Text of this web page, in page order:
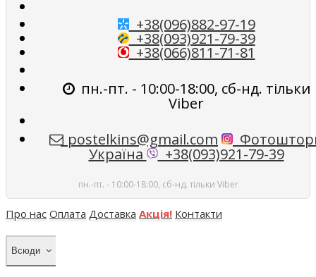
+38(096)882-97-19
+38(093)921-79-39
+38(066)811-71-81
пн.-пт. - 10:00-18:00, сб-нд. тільки
Viber
postelkins@gmail.com
Україна +38(093)921-79-39
пн.-пт. - 10:00-18:00, сб-нд. тільки Viber
Про нас Оплата Доставка Акція! Контакти
Всюди